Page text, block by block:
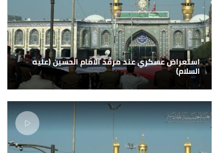
استعراض عسكري عند مرقد الامام الحسين (عليه
السلام)